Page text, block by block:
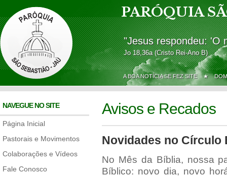
PARÓQUIA
"Jesus respondeu: 'O
Jo 18,36a (Cristo Rei-Ano B)
A BOA NOTÍCIA SE FEZ SITE ★
NAVEGUE NO SITE
Página Inicial
Pastorais e Movimentos
Colaborações e Vídeos
Fale Conosco
Avisos e Recados
Novidades no Círculo
No Mês da Bíblia, nossa
Bíblico: novo dia, novo